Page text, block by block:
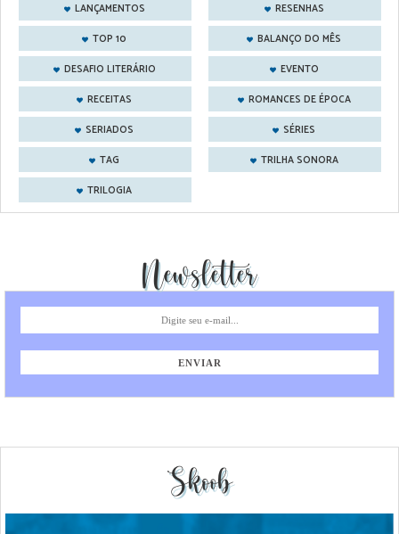
LANÇAMENTOS
RESENHAS
TOP 10
BALANÇO DO MÊS
DESAFIO LITERÁRIO
EVENTO
RECEITAS
ROMANCES DE ÉPOCA
SERIADOS
SÉRIES
TAG
TRILHA SONORA
TRILOGIA
Newsletter
Skoob